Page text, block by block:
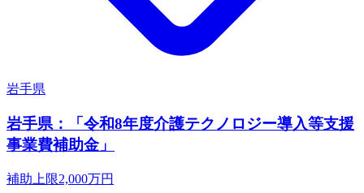
岩手県
岩手県：「令和8年度介護テクノロジー導入等支援
事業費補助金」
補助上限2,000万円